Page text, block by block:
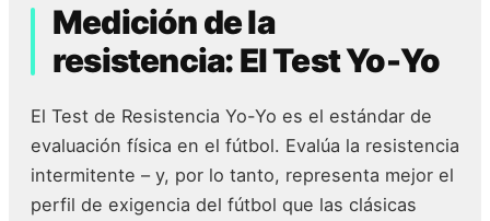
Medición de la
resistencia: El Test Yo-Yo
El Test de Resistencia Yo-Yo es el estándar de
evaluación física en el fútbol. Evalúa la resistencia
intermitente – y, por lo tanto, representa mejor el
perfil de exigencia del fútbol que las clásicas